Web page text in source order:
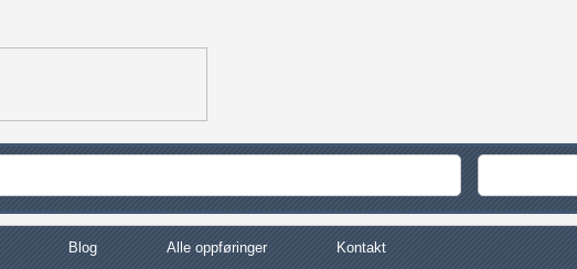
Blog Alle oppføringer Kontakt